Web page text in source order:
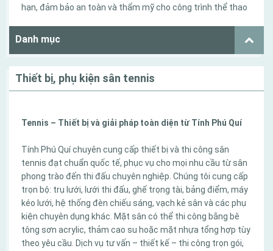
hạn, đảm bảo an toàn và thẩm mỹ cho công trình thể thao
Danh mục
Thiết bị, phụ kiện sân tennis
Tennis – Thiết bị và giải pháp toàn diện từ Tính Phú Quí
Tính Phú Quí chuyên cung cấp thiết bị và thi công sân
tennis đạt chuẩn quốc tế, phục vụ cho mọi nhu cầu từ sân
phong trào đến thi đấu chuyên nghiệp. Chúng tôi cung cấp
trọn bộ: trụ lưới, lưới thi đấu, ghế trọng tài, bảng điểm, máy
kéo lưới, hệ thống đèn chiếu sáng, vạch kẻ sân và các phụ
kiện chuyên dụng khác. Mặt sân có thể thi công bằng bê
tông sơn acrylic, thảm cao su hoặc mặt nhựa tổng hợp tùy
theo yêu cầu. Dịch vụ tư vấn – thiết kế – thi công trọn gói,